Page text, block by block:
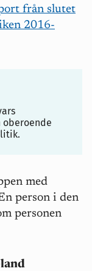
från slutet
2016-
oberoende
med
person i den
personen